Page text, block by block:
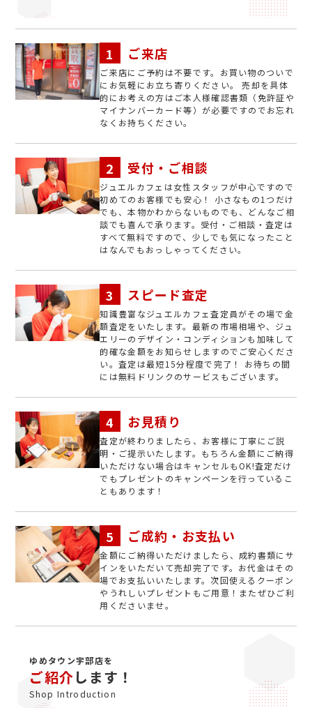
ご来店
ご来店にご予約は不要です。お買い物のついで
にお気軽にお立ち寄りください。 売却を具体
的にお考えの方はご本人様確認書類（免許証や
マイナンバーカード等）が必要ですのでお忘れ
なくお持ちください。
受付・ご相談
ジュエルカフェは女性スタッフが中心ですので
初めてのお客様でも安心！ 小さなもの1つだけ
でも、本物かわからないものでも、どんなご相
談でも喜んで承ります。受付・ご相談・査定は
すべて無料ですので、少しでも気になったこと
はなんでもおっしゃってください。
スピード査定
知識豊富なジュエルカフェ査定員がその場で金
額査定をいたします。最新の市場相場や、ジュ
エリーのデザイン・コンディションも加味して
的確な金額をお知らせしますのでご安心くださ
い。査定は最短15分程度で完了！ お待ちの間
には無料ドリンクのサービスもございます。
お見積り
査定が終わりましたら、お客様に丁寧にご説
明・ご提示いたします。もちろん金額にご納得
いただけない場合はキャンセルもOK!査定だけ
でもプレゼントのキャンペーンを行っているこ
ともあります！
ご成約・お支払い
金額にご納得いただけましたら、成約書類にサ
インをいただいて売却完了です。お代金はその
場でお支払いいたします。次回使えるクーポン
やうれしいプレゼントもご用意！またぜひご利
用くださいませ。
ゆめタウン宇部店を
ご紹介します！
Shop Introduction